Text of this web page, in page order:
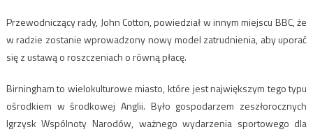
Przewodniczący rady, John Cotton, powiedział w innym miejscu BBC, że
w radzie zostanie wprowadzony nowy model zatrudnienia, aby uporać
się z ustawą o roszczeniach o równą płacę.
Birningham to wielokulturowe miasto, które jest największym tego typu
ośrodkiem w środkowej Anglii. Było gospodarzem zeszłorocznych
Igrzysk Wspólnoty Narodów, ważnego wydarzenia sportowego dla